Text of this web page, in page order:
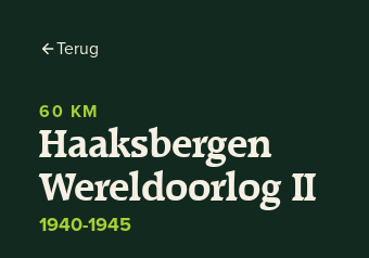
Terug
60 KM
Haaksbergen
Wereldoorlog II
1940-1945